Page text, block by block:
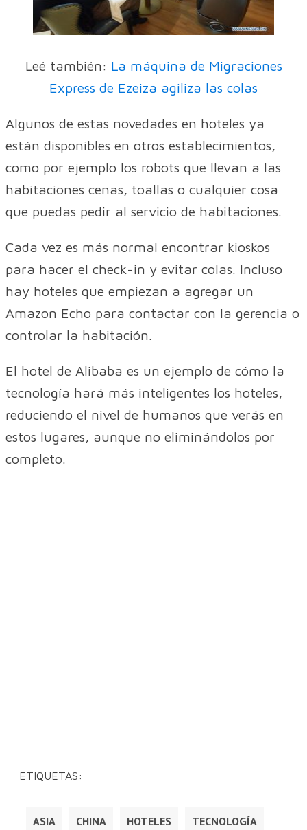
Leé también: La máquina de Migraciones
Express de Ezeiza agiliza las colas
Algunos de estas novedades en hoteles ya
están disponibles en otros establecimientos,
como por ejemplo los robots que llevan a las
habitaciones cenas, toallas o cualquier cosa
que puedas pedir al servicio de habitaciones.
Cada vez es más normal encontrar kioskos
para hacer el check-in y evitar colas. Incluso
hay hoteles que empiezan a agregar un
Amazon Echo para contactar con la gerencia o
controlar la habitación.
El hotel de Alibaba es un ejemplo de cómo la
tecnología hará más inteligentes los hoteles,
reduciendo el nivel de humanos que verás en
estos lugares, aunque no eliminándolos por
completo.
ETIQUETAS:
ASIA CHINA HOTELES TECNOLOGÍA